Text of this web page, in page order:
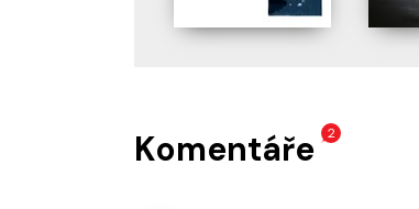
Komentáře 2